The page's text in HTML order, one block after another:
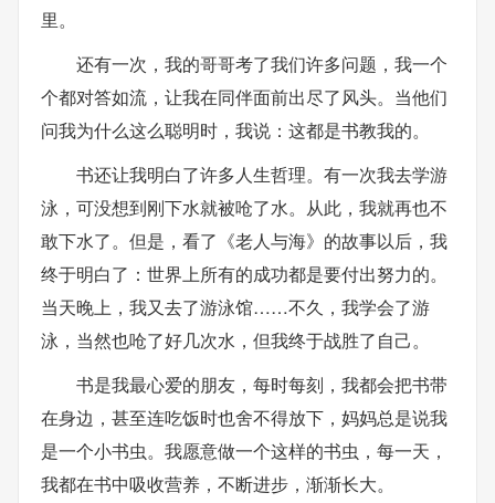
里。
还有一次，我的哥哥考了我们许多问题，我一个
个都对答如流，让我在同伴面前出尽了风头。当他们
问我为什么这么聪明时，我说：这都是书教我的。
书还让我明白了许多人生哲理。有一次我去学游
泳，可没想到刚下水就被呛了水。从此，我就再也不
敢下水了。但是，看了《老人与海》的故事以后，我
终于明白了：世界上所有的成功都是要付出努力的。
当天晚上，我又去了游泳馆……不久，我学会了游
泳，当然也呛了好几次水，但我终于战胜了自己。
书是我最心爱的朋友，每时每刻，我都会把书带
在身边，甚至连吃饭时也舍不得放下，妈妈总是说我
是一个小书虫。我愿意做一个这样的书虫，每一天，
我都在书中吸收营养，不断进步，渐渐长大。